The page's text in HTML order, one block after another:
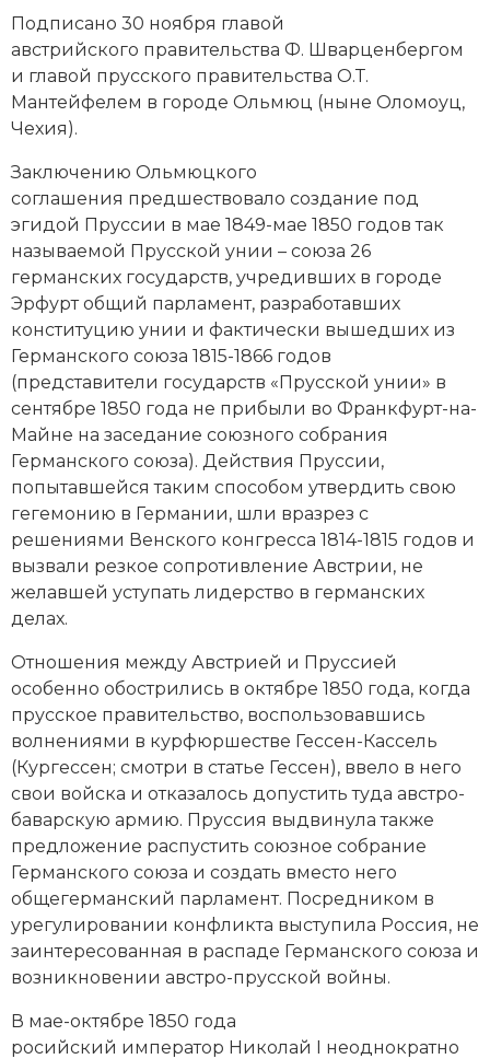
Государство и право
Европа
Историческая география и топонимика
История материальной и духовной культуры
История международных отношений
История, философия, теория и методология
исторического знания
Итория международных отношений
Латинская Америка
Новая история
Новейшая история
Образование
Политическая история
Революции и народные движения
Религия и церковь
Россия
Северная Америка
Специальные исторические дисциплины
Подписано 30 ноября главой
австрийского правительства Ф. Шварценбергом
и главой прусского правительства О.Т.
Мантейфелем в городе Ольмюц (ныне Оломоуц,
Чехия).
Заключению Ольмюцкого
соглашения предшествовало создание под
эгидой Пруссии в мае 1849-мае 1850 годов так
называемой Прусской унии – союза 26
германских государств, учредивших в городе
Эрфурт общий парламент, разработавших
конституцию унии и фактически вышедших из
Германского союза 1815-1866 годов
(представители государств «Прусской унии» в
сентябре 1850 года не прибыли во Франкфурт-на-
Майне на заседание союзного собрания
Германского союза). Действия Пруссии,
попытавшейся таким способом утвердить свою
гегемонию в Германии, шли вразрез с
решениями Венского конгресса 1814-1815 годов и
вызвали резкое сопротивление Австрии, не
желавшей уступать лидерство в германских
делах.
Отношения между Австрией и Пруссией
особенно обострились в октябре 1850 года, когда
прусское правительство, воспользовавшись
волнениями в курфюршестве Гессен-Кассель
(Кургессен; смотри в статье Гессен), ввело в него
свои войска и отказалось допустить туда австро-
баварскую армию. Пруссия выдвинула также
предложение распустить союзное собрание
Германского союза и создать вместо него
общегерманский парламент. Посредником в
урегулировании конфликта выступила Россия, не
заинтересованная в распаде Германского союза и
возникновении австро-прусской войны.
В мае-октябре 1850 года
росийский император Николай I неоднократно